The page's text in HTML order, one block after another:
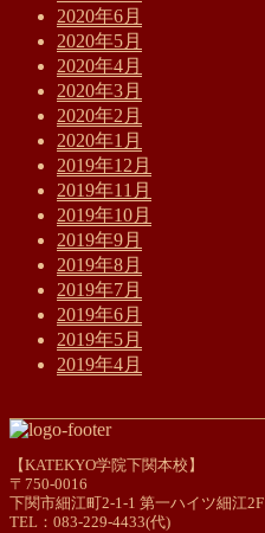
2020年6月
2020年5月
2020年4月
2020年3月
2020年2月
2020年1月
2019年12月
2019年11月
2019年10月
2019年9月
2019年8月
2019年7月
2019年6月
2019年5月
2019年4月
【KATEKYO学院下関本校】
〒750-0016
下関市細江町2-1-1 第一ハイツ細江2F
TEL：083-229-4433(代)